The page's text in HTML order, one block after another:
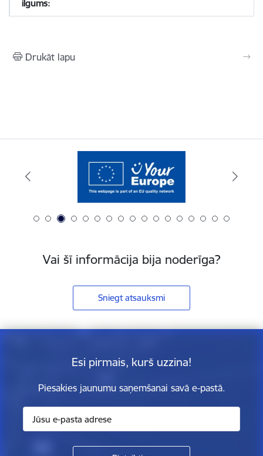
Drukāt lapu
Vai šī informācija bija noderīga?
Sniegt atsauksmi
Esi pirmais, kurš uzzina!
Piesakies jaunumu saņemšanai savā e-pastā.